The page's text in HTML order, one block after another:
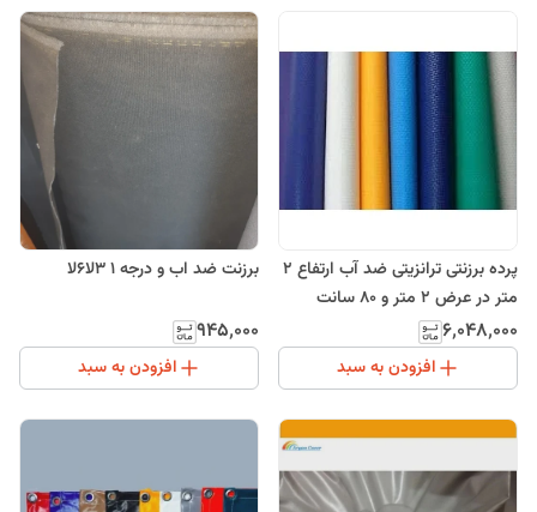
پرده برزنتی ترانزیتی ضد آب ارتفاع 2
متر در عرض 2 متر و 80 سانت
۶٬۰۴۸٬۰۰۰
افزودن به سبد
برزنت ضد اب و درجه 1 3لا6لا
۹۴۵٬۰۰۰
افزودن به سبد